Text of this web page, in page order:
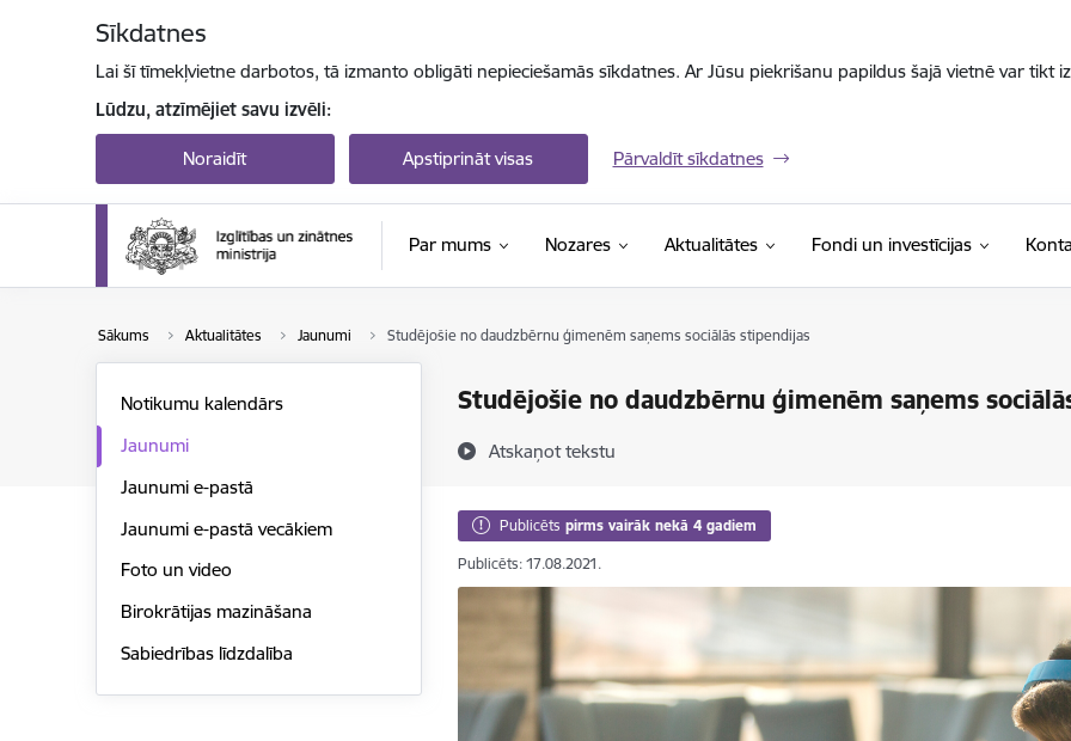
Sīkdatnes
Lai šī tīmekļvietne darbotos, tā izmanto obligāti nepieciešamās sīkdatnes. Ar Jūsu piekrišanu papildus šajā vietnē var tikt
Lūdzu, atzīmējiet savu izvēli:
Noraidīt Apstiprināt visas Pārvaldīt sīkdatnes
Par mums Nozares Aktualitātes Fondi un investīcijas
Sākums Aktualitātes Jaunumi Studējošie no daudzbērnu ģimenēm saņems sociālās stipendijas
Studējošie no daudzbērnu ģimenēm saņems
Atskaņot tekstu
Notikumu kalendārs
Jaunumi
Jaunumi e-pastā
Jaunumi e-pastā vecākiem
Foto un video
Birokrātijas mazināšana
Sabiedrības līdzdalība
Publicēts pirms vairāk nekā 4 gadiem
Publicēts: 17.08.2021.